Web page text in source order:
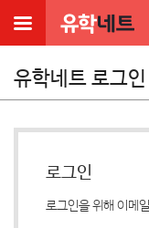
유학네트 로그인
로그인
로그인을 위해 이메